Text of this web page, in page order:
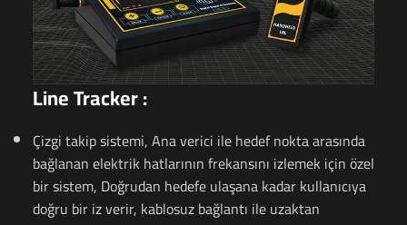
Line Tracker :
Çizgi takip sistemi, Ana verici ile hedef nokta arasında
bağlanan elektrik hatlarının frekansını izlemek için özel
bir sistem, Doğrudan hedefe ulaşana kadar kullanıcıya
doğru bir iz verir, kablosuz bağlantı ile uzaktan